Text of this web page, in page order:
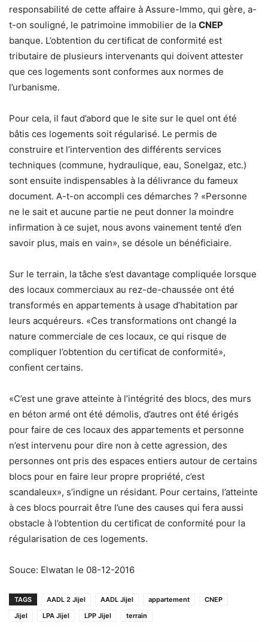
responsabilité de cette affaire à Assure-Immo, qui gère, a-
t-on souligné, le patrimoine immobilier de la CNEP
banque. L’obtention du certificat de conformité est
tributaire de plusieurs intervenants qui doivent attester
que ces logements sont conformes aux normes de
l’urbanisme.
Pour cela, il faut d’abord que le site sur le quel ont été
bâtis ces logements soit régularisé. Le permis de
construire et l’intervention des différents services
techniques (commune, hydraulique, eau, Sonelgaz, etc.)
sont ensuite indispensables à la délivrance du fameux
document. A-t-on accompli ces démarches ? «Personne
ne le sait et aucune partie ne peut donner la moindre
infirmation à ce sujet, nous avons vainement tenté d’en
savoir plus, mais en vain», se désole un bénéficiaire.
Sur le terrain, la tâche s’est davantage compliquée lorsque
des locaux commerciaux au rez-de-chaussée ont été
transformés en appartements à usage d’habitation par
leurs acquéreurs. «Ces transformations ont changé la
nature commerciale de ces locaux, ce qui risque de
compliquer l’obtention du certificat de conformité»,
confient certains.
«C’est une grave atteinte à l’intégrité des blocs, des murs
en béton armé ont été démolis, d’autres ont été érigés
pour faire de ces locaux des appartements et personne
n’est intervenu pour dire non à cette agression, des
personnes ont pris des espaces entiers autour de certains
blocs pour en faire leur propre propriété, c’est
scandaleux», s’indigne un résidant. Pour certains, l’atteinte
à ces blocs pourrait être l’une des causes qui fera aussi
obstacle à l’obtention du certificat de conformité pour la
régularisation de ces logements.
Souce: Elwatan le 08-12-2016
TAGS AADL 2 Jijel AADL Jijel appartement
CNEP
Jijel
LPA Jijel LPP Jijel terrain